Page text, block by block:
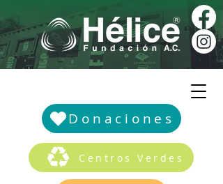
Donaciones
Centros Verdes